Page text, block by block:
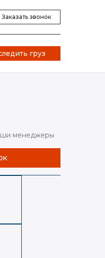
груз
Заказать звонок
менеджеры